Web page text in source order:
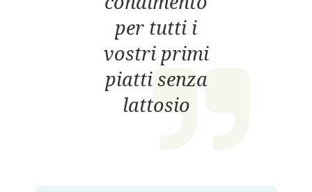
per tutti i
vostri primi
piatti senza
lattosio